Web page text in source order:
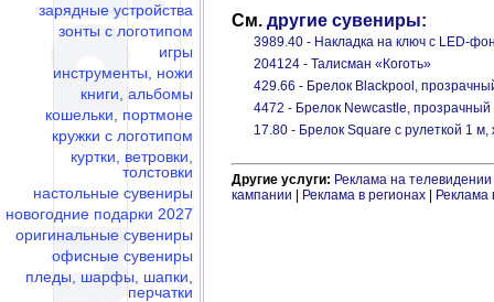
зарядные устройства
зонты с логотипом
игры
инструменты, ножи
книги, альбомы
кошельки, портмоне
кружки с логотипом
куртки, ветровки,
толстовки
настольные сувениры
новогодние подарки 2027
оригинальные сувениры
офисные сувениры
пледы, шарфы, шапки,
перчатки
См. другие сувениры:
3989.40 - Накладка на ключ с LED-
204124 - Талисман «Коготь»
429.66 - Брелок Blackpool,
4472 - Брелок Newcastle, прозрачный
17.80 - Брелок Square с рулеткой 1
Другие услуги: Реклама на телевидении
кампании
Реклама в регионах Реклама